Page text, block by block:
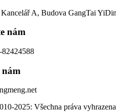
Kancelář A, Budova GangTai
nám
nám
2025: Všechna práva